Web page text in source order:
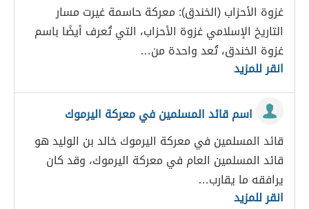
غزوة الأحزاب (الخندق): معركة حاسمة غيرت مسار
التاريخ الإسلامي غزوة الأحزاب، التي تُعرف أيضًا باسم
غزوة الخندق، تُعد واحدة من…
انقر للمزيد
اسم قائد المسلمين في معركة اليرموك
قائد المسلمين في معركة اليرموك خالد بن الوليد هو
قائد المسلمين العام في معركة اليرموك، وقد كان
يرافقه ما يقارب…
انقر للمزيد